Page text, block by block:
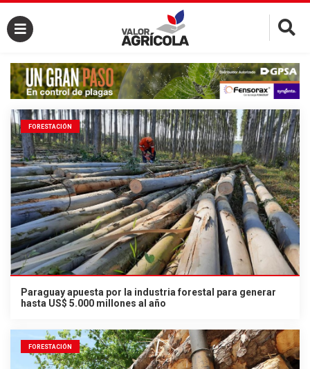
×
FORESTACIÓN
Paraguay apuesta por la industria forestal para generar
hasta US$ 5.000 millones al año
FORESTACIÓN